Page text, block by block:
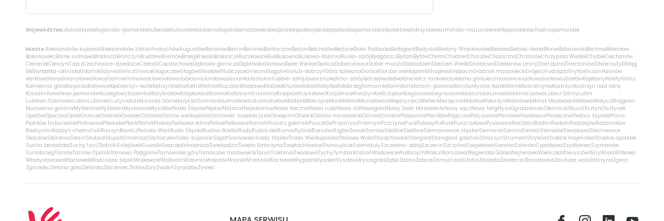
Województwa:dolnośląskiekujawsko-pomorskielubelskielubuskiełódzkiemałopolskiemazowieckieopolskiepodkarpackiepodlaskiepomorskieśląskieświętokrzyskiewarmińsko-mazurskiewielkopolskiezachodniopomorskie
Miasto:Aleksandrów kujawskiAleksandrów ŁódzkiAndrychówAugustówBaranówBarcinBarlinekBartoszyceBędzinBełchatówBełżyceBiała PodlaskaBiałogardBiałystokBielany WrocławskieBielawaBielsko-białaBłonieBobrownikiBochniaBolesław
BolesławiecBorne sulinowoBrodnicaBrończynBrudzewBrwinówBrzegBrzeskoBrzeszczeBuczkowiceBukBukownoBulkowo-KoloniaBusko-zdrójBydgoszczBytomBytówChełmChodzieżChorzówChoszcznoChrzanówChrzypsko WielkieChybieCiechanów
CiecierzeCieszynCzaczCzechowice-dziedziceCzeladźCzęstochowaDąbrowa górniczaDąbrówkaDarłowoDębe WielkieDębicaDobieszowiceDobre miastoDobrodzieńDobrzeń WielkiDziałdowoDziekanów LeśnyDzierżążnoDzierżoniówDźwierzutyElbląg
EłkGarbatka-LetniskoGdańskGdyniaGlinczGliwiceGłogoczówGłogówGłoskówGłubczyceGnieznoGogolinGolub-dobrzyńGóra kalwariaGorliceGorzów wielkopolskiGrajewoGrębocinGrodzisk mazowieckiGrójecGrudziądzGryficeGubinHalinów
HarklowaHorodnianyIławaIłowaIłżaImielinInowrocławIwkowaJabłonnaJanikowoJasionkaJasłoJastrzębie-zdrójJaworznoJedlina-zdrójJędrzejówJedwabneJelcz-laskowiceJelenia góraJerzmanowiceJodłowaJonkowoJózefówKajetanyKaletyKalisz
Kamienna góraKarpickoKatowiceKędzierzyn-koźleKętrzynKielceKietrzKletniaKluczborkKłodawaKłodzkoKnurówKobiórKobyłkaKołobrzegKomornikiKoninKonstancin-jeziornaKonstantynów łódzkiKórnikKościerzynaKostrzynKostrzyn nad odrą
KoszalinKowalewo pomorskieKoziegłowyKozieniceKozyKrakówKrapkowiceKrosnoKrotoszynKruszwicaKrzepiceKrzyszkowoKsiążeniceKwidzynKwilczLęborkLegionowoLegnicaLeskoLesznoLesznowolaLeźnoLipowaLubicz GórnyLubin
Lublewo GdańskieLublinLubliniecLutyniaŁaskŁaziska GórnełazyŁódźŁomiankiŁomżałowiczŁozinałukówMalborkMalczyceMarkiMełnoMichałowiceMiędzyrzeczMielecMierzęciceMikołówMikorzynMilanówekMińsk MazowieckiMławaMotyczMrągowo
Murowana goślinaMyśleniceMyślibórzMysłowiceMyszkówNakło ŚląskieNędzaNidzicaNiepołomiceNowa IwicznaNowa rudaNowa sólNowogardNowy Dwór MazowieckiNowy sączNowy targNysaOgrodzieniecOleśnicaOlkuszOlsztynOlsztynek
OpatówOpocznoOpoleOrzeszeOsielskoOsowiecOstródaOstrów wielkopolskiOstrowiec świętokrzyskiOświęcimOtwockOżarów mazowieckiOzimekOzorkówPabianicePaczkówPajęcznoPalczowicePaniówkiPawłowicePiasecznoPiekary śląskiePilzno
Piotrków trybunalskiPiotrowicePlewiskaPłockPłońskPniewyPodkowa leśnaPolicePolkowicePoznańPruszcz gdańskiPruszkówPrzasnyszPrzemyślPszczynaPuckPuławyPułtuskPuszczykowoPyskowiceRacibórzRadlinRadomRadziejówRadzionków
RadzyminRadzyń chełmińskiRaszynRawiczReńska WieśRuda ŚląskaRudna WielkaRudyRudziczkaRumiaRybnikRzeszówRzgówSanokSarnówSiedlceSiedliceSiemianowice śląskieSiemoniaSiennoSieradzSierakówSierakowoSkierniewice
SkoczówSkórzewoŚlesinSłubiceSłupskSmolnicaSochaczewSolec kujawskiSopotSosnowiecśroda śląskaŚroda WielkopolskaStalowa WolaStarachowiceStargardStarogard gdańskiStraszynStrumieńStrykówStrzelce krajeńskieStrzelce opolskie
Sucha beskidzkaSuchy Las/ZłotnikiSulejówekSuwałkiSwarzędzświdnicaŚwiebodzinŚwięta KatarzynaŚwiętochłowiceŚwinoujścieSzamotułySzczawno-zdrójSzczecinSzczytnoSzepietowoSzewnaSzówskoSzprotawaSzydłowiecSzymanów
TarnobrzegTarnówTarnów OpolskiTarnowo PodgórneTarnowskie góryTomaszów mazowieckiToruńTrzebiniaTworkowaTychyTymbarkUstrońWadowiceWałbrzychWałczWarszawaWęgierska GórkaWejherowoWieliczkaWieruszówWiryWisłaWitkowo
WładysławowoWłocławekWodzisław śląskiWojkowiceWolbromWołominWrocławWronkiWrześniaWschowaWygodaWysokaWyszkówWyszogródZąbkiŻabnoZabrzeZamośćżarkiZatorZawadaZawiercieZbrosławiceZduńska wolaZelczynaZgierz
ZgorzelecZielona góraZielonkaZłocieniecZłotówŻoryZwoleńŻyrardówŻywiec